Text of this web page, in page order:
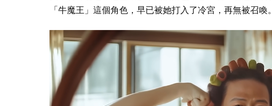
「牛魔王」這個角色，早已被她打入了冷宮，再無被召喚。